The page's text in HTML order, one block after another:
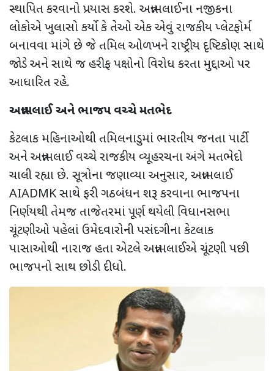
સ્થાપિત કરવાનો પ્રયાસ કરશે. અન્નામલાઈના નજીકના
લોકોએ ખુલાસો કર્યો કે તેઓ એક એવું રાજકીય પ્લેટફોર્મ
બનાવવા માંગે છે જે તમિલ ઓળખને રાષ્ટ્રીય દૃષ્ટિકોણ સાથે
જોડે અને સાથે જ હરીફ પક્ષોનો વિરોધ કરતા મુદ્દાઓ પર
આધારિત રહે.
અન્નામલાઈ અને ભાજપ વચ્ચે મતભેદ
કેટલાક મહિનાઓથી તમિલનાડુમાં ભારતીય જનતા પાર્ટી
અને અન્નામલાઈ વચ્ચે રાજકીય વ્યૂહરચના અંગે મતભેદો
ચાલી રહ્યા છે. સૂત્રોના જણાવ્યા અનુસાર, અન્નામલાઈ
AIADMKસાથે ફરી ગઠબંધન શરૂ કરવાના ભાજપના
નિર્ણયથી તેમજ તાજેતરમાં પૂર્ણ થયેલી વિધાનસભા
ચૂંટણીઓ પહેલાં ઉમેદવારોની પસંદગીના કેટલાક
પાસાઓથી નારાજ હતા એટલેઅન્નામલાઈએ ચૂંટણી પછી
ભાજપનો સાથ છોડી દીધો.